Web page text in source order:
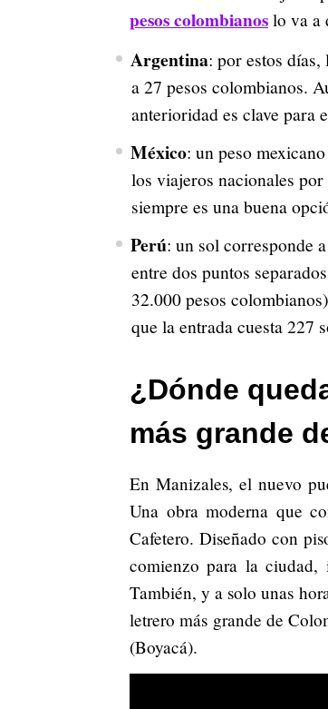
pesos colombianos lo va a
Argentina: por estos días,
a 27 pesos colombianos.
anterioridad es clave para
México: un peso
los viajeros nacionales
siempre es una buena
Perú: un sol corresponde
entre dos puntos
32.000 pesos
que la entrada cuesta 227
¿Dónde
más grande
En Manizales, el nuevo
Una obra moderna que
Cafetero. Diseñado con
comienzo para la ciudad,
También, y a solo unas
letrero más grande de
(Boyacá).